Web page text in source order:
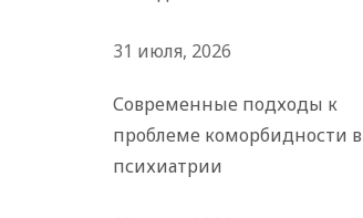
31 июля, 2026
Современные подходы к
проблеме коморбидности в
психиатрии